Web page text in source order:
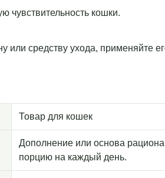
чувствительность кошки.
или средству ухода, применяйте
Товар для кошек
Дополнение или основа
порцию на каждый день.